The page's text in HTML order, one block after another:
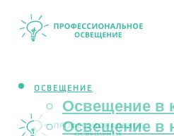
ОСВЕЩЕНИЕ
Освещение в
Освещение в